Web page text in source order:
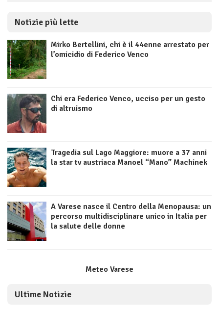
Notizie più lette
Mirko Bertellini, chi è il 44enne arrestato per
l’omicidio di Federico Venco
Chi era Federico Venco, ucciso per un gesto
di altruismo
Tragedia sul Lago Maggiore: muore a 37 anni
la star tv austriaca Manoel “Mano” Machinek
A Varese nasce il Centro della Menopausa: un
percorso multidisciplinare unico in Italia per
la salute delle donne
Meteo Varese
Ultime Notizie